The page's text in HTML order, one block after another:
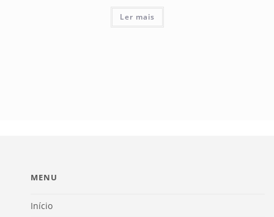
Ler mais
MENU
Início